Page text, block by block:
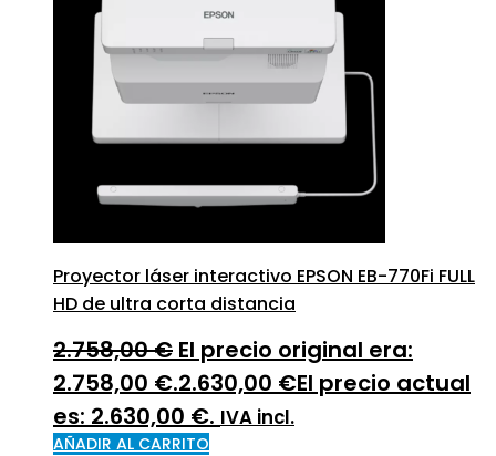
Proyector láser interactivo EPSON EB-770Fi FULL
HD de ultra corta distancia
2.758,00€ El precio original era:
2.758,00 €.2.630,00 €El precio actual
es: 2.630,00 €. IVA incl.
AÑADIR AL CARRITO